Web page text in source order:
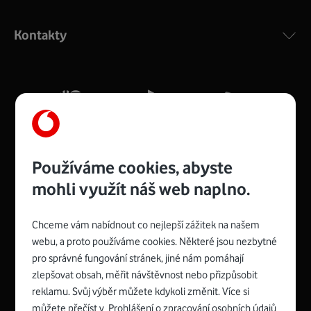
silný signál pro celou domácnost. Kompaktní rozměry 21
Více o COMPAL CH7465VF
Zyxel VMG8623-T50B:
Rozměry modemu jsou 16 x 22 x 7,5 cm (včetně stojánku)
a nabízí 4 gigabitové LAN porty a bezdrátové připojení Wi-
Spojte se s Vodafonem
Kontakty
Používáme cookies, abyste
mohli využít náš web naplno.
Chceme vám nabídnout co nejlepší zážitek na našem
webu, a proto používáme cookies. Některé jsou nezbytné
pro správné fungování stránek, jiné nám pomáhají
zlepšovat obsah, měřit návštěvnost nebo přizpůsobit
reklamu. Svůj výběr můžete kdykoli změnit. Více si
můžete přečíst v Prohlášení o zpracování osobních údajů